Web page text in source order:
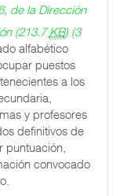
de la Dirección
(213.7KB)(3
alfabético
puestos
a los
y profesores
definitivos de
puntuación,
convocado